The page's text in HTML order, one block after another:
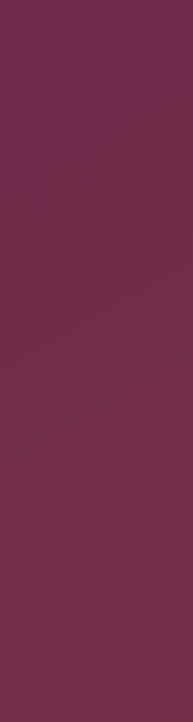
suivi de [d]
terminal OU tapez